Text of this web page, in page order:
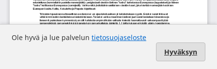
Ole hyvä ja lue palvelun tietosuojaseloste
Hyväksyn